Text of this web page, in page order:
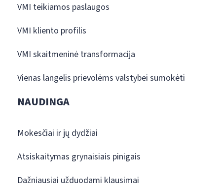
VMI teikiamos paslaugos
VMI kliento profilis
VMI skaitmeninė transformacija
Vienas langelis prievolėms valstybei sumokėti
NAUDINGA
Mokesčiai ir jų dydžiai
Atsiskaitymas grynaisiais pinigais
Dažniausiai užduodami klausimai